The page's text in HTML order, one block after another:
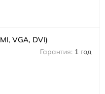
VGA, DVI)
1 год